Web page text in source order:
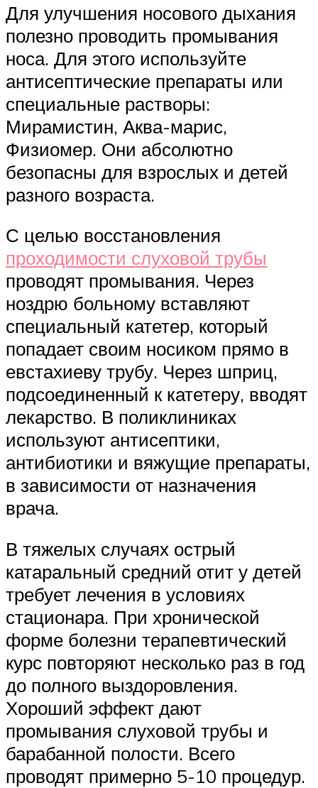
Для улучшения носового дыхания
полезно проводить промывания
носа. Для этого используйте
антисептические препараты или
специальные растворы:
Мирамистин, Аква-марис,
Физиомер. Они абсолютно
безопасны для взрослых и детей
разного возраста.
С целью восстановления
проходимости слуховой трубы
проводят промывания. Через
ноздрю больному вставляют
специальный катетер, который
попадает своим носиком прямо в
евстахиеву трубу. Через шприц,
подсоединенный к катетеру, вводят
лекарство. В поликлиниках
используют антисептики,
антибиотики и вяжущие препараты,
в зависимости от назначения
врача.
В тяжелых случаях острый
катаральный средний отит у детей
требует лечения в условиях
стационара. При хронической
форме болезни терапевтический
курс повторяют несколько раз в год
до полного выздоровления.
Хороший эффект дают
промывания слуховой трубы и
барабанной полости. Всего
проводят примерно 5-10 процедур.